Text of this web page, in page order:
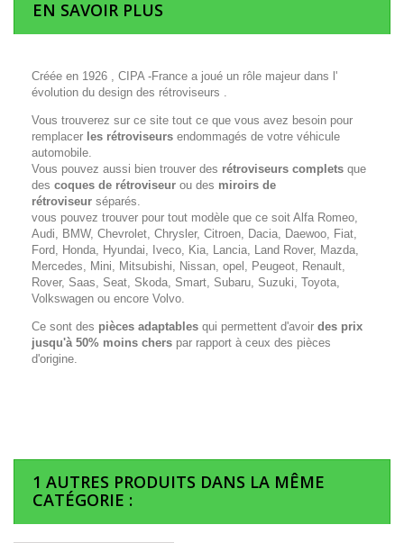
EN SAVOIR PLUS
Créée en 1926 , CIPA -France a joué un rôle majeur dans l'
évolution du design des rétroviseurs .
Vous trouverez sur ce site tout ce que vous avez besoin pour
remplacer les rétroviseurs endommagés de votre véhicule
automobile.
Vous pouvez aussi bien trouver des rétroviseurs complets que
des coques de rétroviseur ou des miroirs de
rétroviseur séparés.
vous pouvez trouver pour tout modèle que ce soit Alfa Romeo,
Audi, BMW, Chevrolet, Chrysler, Citroen, Dacia, Daewoo, Fiat,
Ford, Honda, Hyundai, Iveco, Kia, Lancia, Land Rover, Mazda,
Mercedes, Mini, Mitsubishi, Nissan, opel, Peugeot, Renault,
Rover, Saas, Seat, Skoda, Smart, Subaru, Suzuki, Toyota,
Volkswagen ou encore Volvo.
Ce sont des pièces adaptables qui permettent d'avoir des prix
jusqu'à 50% moins chers par rapport à ceux des pièces
d'origine.
1 AUTRES PRODUITS DANS LA MÊME
CATÉGORIE :